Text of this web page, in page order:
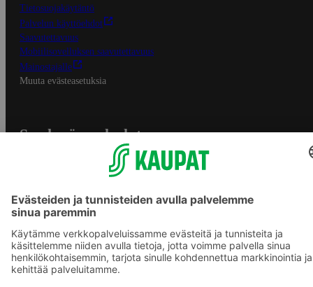
Tietosuojakäytäntö
Palvelun käyttöehdot
Saavutettavuus
Mobiilisovelluksen saavutettavuus
Mainostajalle
Muuta evästeasetuksia
S-ryhmän palvelut
Yhteishyvä Ruoka -sovellus
S-ostoslista -sovellus
Prisma.fi
Sokos.fi
S-Pankki